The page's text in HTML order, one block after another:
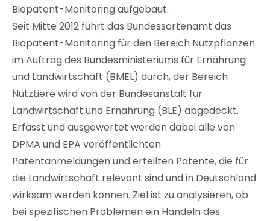
Biopatent-Monitoring aufgebaut.
Seit Mitte 2012 führt das Bundessortenamt das
Biopatent-Monitoring für den Bereich Nutzpflanzen
im Auftrag des Bundesministeriums für Ernährung
und Landwirtschaft (BMEL) durch, der Bereich
Nutztiere wird von der Bundesanstalt für
Landwirtschaft und Ernährung (BLE) abgedeckt.
Erfasst und ausgewertet werden dabei alle von
DPMA und EPA veröffentlichten
Patentanmeldungen und erteilten Patente, die für
die Landwirtschaft relevant sind und in Deutschland
wirksam werden können. Ziel ist zu analysieren, ob
bei spezifischen Problemen ein Handeln des